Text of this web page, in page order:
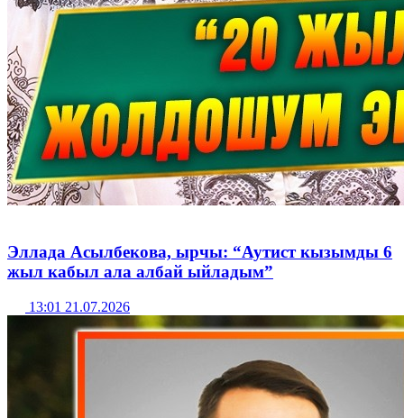
Эллада Асылбекова, ырчы: “Аутист кызымды 6
жыл кабыл ала албай ыйладым”
13:01 21.07.2026